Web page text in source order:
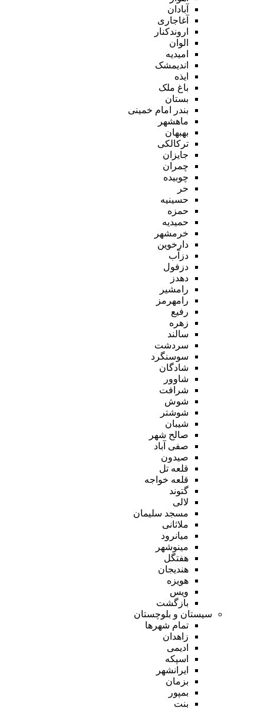
آبادان
آغاجاری
اروندکنار
الوان
امیدیه
اندیمشک
ایذه
باغ ملک
بستان
بندر امام خمینی
ماهشهر
بهبهان
ترکالکی
جایزان
چمران
چوبیده
حر
حسینیه
حمزه
حمیدیه
خرمشهر
دارخوین
دزآب
دزفول
دهدز
رامشیر
رامهرمز
رفیع
زهره
سالند
سردشت
سوسنگرد
شادگان
شاوور
شرافت
شوش
شوشتر
شیبان
صالح شهر
صفی آباد
صیدون
قلعه تل
قلعه خواجه
گتوند
لالی
مسجد سلیمان
ملاثانی
میانرود
مینوشهر
هفتگل
هندیجان
هویزه
ویس
بازگشت
سیستان و بلوچستان
تمام شهر‌ها
زاهدان
ادیمی
اسپکه
ایرانشهر
بزمان
بمپور
بنت